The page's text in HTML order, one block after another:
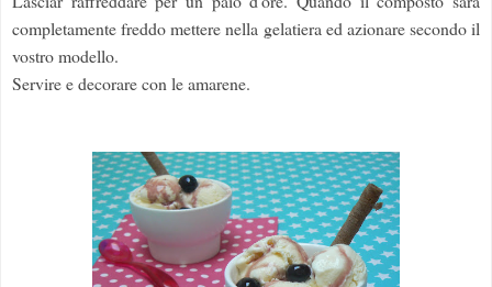
completamente freddo mettere nella gelatiera ed azionare secondo il
vostro modello.
Servire e decorare con le amarene.